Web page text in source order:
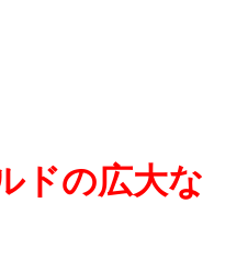
ドの広大な